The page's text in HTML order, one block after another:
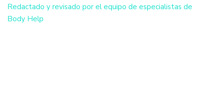
Redactado y revisado por el equipo de especialistas de
Body Help